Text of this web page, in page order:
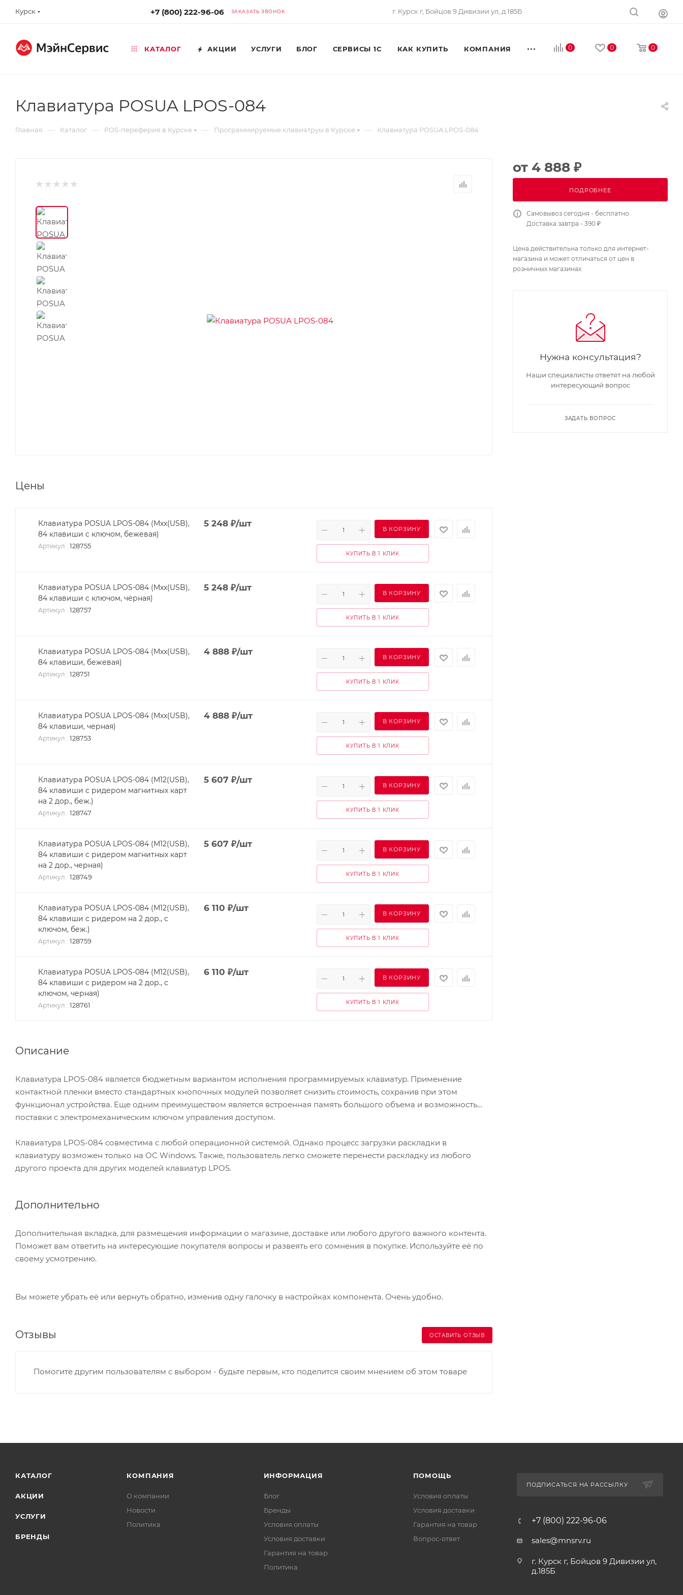
Курск +7 (800) 222-96-06 ЗАКАЗАТЬ ЗВОНОК г. Курск г, Бойцов 9 Дивизии ул, д.185Б
0 0 0
КАТАЛОГ АКЦИИ УСЛУГИ БЛОГ СЕРВИСЫ 1С КАК КУПИТЬ КОМПАНИЯ
Клавиатура POSUA LPOS-084
Главная — Каталог — POS-переферия в Курске — Программируемые клавиатруы в Курске — Клавиатура POSUA LPOS-084
Цены
Клавиатура POSUA LPOS-084 (Mхх(USB),
84 клавиши с ключом, бежевая)
Артикул : 128755
5 248₽/шт
В КОРЗИНУ
КУПИТЬ В 1 КЛИК
Клавиатура POSUA LPOS-084 (Mхх(USB),
84 клавиши с ключом, чёрная)
Артикул : 128757
5 248₽/шт
В КОРЗИНУ
КУПИТЬ В 1 КЛИК
Клавиатура POSUA LPOS-084 (Mxx(USB),
84 клавиши, бежевая)
Артикул : 128751
4 888₽/шт
В КОРЗИНУ
КУПИТЬ В 1 КЛИК
Клавиатура POSUA LPOS-084 (Mxx(USB),
84 клавиши, черная)
Артикул : 128753
4 888₽/шт
В КОРЗИНУ
КУПИТЬ В 1 КЛИК
Клавиатура POSUA LPOS-084 (M12(USB),
84 клавиши с ридером магнитных карт
на 2 дор., беж.)
Артикул : 128747
5 607 ₽/шт
В КОРЗИНУ
КУПИТЬ В 1 КЛИК
Клавиатура POSUA LPOS-084 (M12(USB),
84 клавиши с ридером магнитных карт
на 2 дор., черная)
Артикул : 128749
5 607 ₽/шт
В КОРЗИНУ
КУПИТЬ В 1 КЛИК
Клавиатура POSUA LPOS-084 (M12(USB),
84 клавиши с ридером на 2 дор., с
ключом, беж.)
Артикул : 128759
6 110 ₽/шт
В КОРЗИНУ
КУПИТЬ В 1 КЛИК
Клавиатура POSUA LPOS-084 (M12(USB),
84 клавиши с ридером на 2 дор., с
ключом, черная)
Артикул : 128761
6 110 ₽/шт
В КОРЗИНУ
КУПИТЬ В 1 КЛИК
Описание
Клавиатура LPOS-084 является бюджетным вариантом исполнения программируемых клавиатур. Применение
контактной пленки вместо стандартных кнопочных модулей позволяет снизить стоимость, сохранив при этом
функционал устройства. Еще одним преимуществом является встроенная память большого объема и возможность
поставки с электромеханическим ключом управления доступом.
Клавиатура LPOS-084 совместима с любой операционной системой. Однако процесс загрузки раскладки в
клавиатуру возможен только на ОС Windows. Также, пользователь легко сможете перенести раскладку из любого
другого проекта для других моделей клавиатур LPOS.
Дополнительно
Дополнительная вкладка, для размещения информации о магазине, доставке или любого другого важного контента.
Поможет вам ответить на интересующие покупателя вопросы и развеять его сомнения в покупке. Используйте её по
своему усмотрению.
Вы можете убрать её или вернуть обратно, изменив одну галочку в настройках компонента. Очень удобно.
Отзывы ОСТАВИТЬ ОТЗЫВ
Помогите другим пользователям с выбором - будьте первым, кто поделится своим мнением об этом товаре
от 4 888 ₽
ПОДРОБНЕЕ
Самовывоз сегодня - бесплатно
Доставка завтра - 390 ₽
Цена действительна только для интернет-
магазина и может отличаться от цен в
розничных магазинах
Нужна консультация?
Наши специалисты ответят на любой
интересующий вопрос
ЗАДАТЬ ВОПРОС
КАТАЛОГ
АКЦИИ
УСЛУГИ
БРЕНДЫ
КОМПАНИЯ
О компании
Новости
Политика
ИНФОРМАЦИЯ
Блог
Бренды
Условия оплаты
Условия доставки
Гарантия на товар
Политика
ПОМОЩЬ
Условия оплаты
Условия доставки
Гарантия на товар
Вопрос-ответ
ПОДПИСАТЬСЯ НА РАССЫЛКУ
+7 (800) 222-96-06
sales@mnsrv.ru
г. Курск г, Бойцов 9 Дивизии ул,
д.185Б